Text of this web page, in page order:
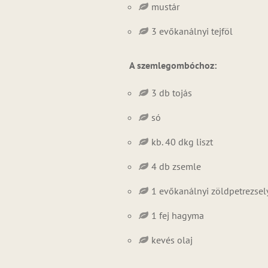
mustár
3 evőkanálnyi tejföl
A szemlegombóchoz:
3 db tojás
só
kb. 40 dkg liszt
4 db zsemle
1 evőkanálnyi
1 fej hagyma
kevés olaj